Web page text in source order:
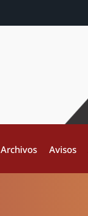
Archivos Avisos